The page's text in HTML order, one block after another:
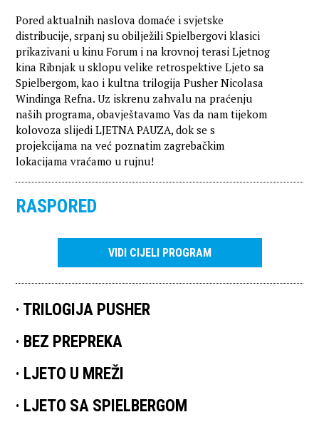
Pored aktualnih naslova domaće i svjetske
distribucije, srpanj su obilježili Spielbergovi klasici
prikazivani u kinu Forum i na krovnoj terasi Ljetnog
kina Ribnjak u sklopu velike retrospektive Ljeto sa
Spielbergom, kao i kultna trilogija Pusher Nicolasa
Windinga Refna. Uz iskrenu zahvalu na praćenju
naših programa, obavještavamo Vas da nam tijekom
kolovoza slijedi LJETNA PAUZA, dok se s
projekcijama na već poznatim zagrebačkim
lokacijama vraćamo u rujnu!
RASPORED
VIDI CIJELI PROGRAM
TRILOGIJA PUSHER
BEZ PREPREKA
LJETO U MREŽI
LJETO SA SPIELBERGOM